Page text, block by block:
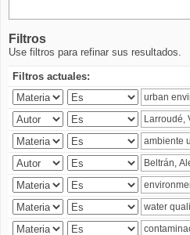
Filtros
Use filtros para refinar sus resultados.
Filtros actuales: